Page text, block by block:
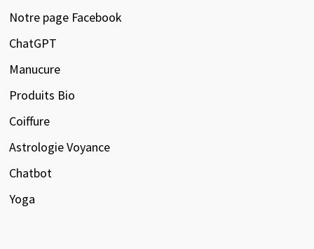
Notre page Facebook
ChatGPT
Manucure
Produits Bio
Coiffure
Astrologie Voyance
Chatbot
Yoga